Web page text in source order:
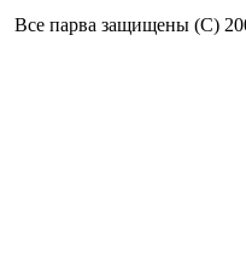
Все парва защищены (С)